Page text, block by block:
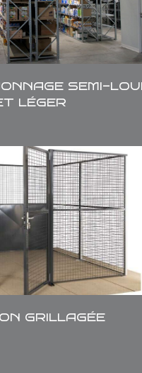
SEMI-
LÉGER
et flexible permet
et économiquement
ou de délimiter les
GRILLAGÉE